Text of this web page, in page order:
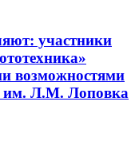
участники
возможностями
им. Л.М. Лоповка